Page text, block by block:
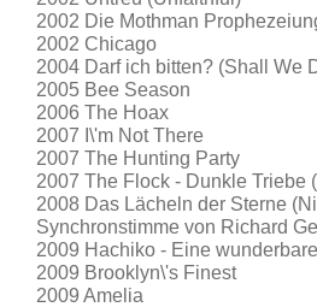
2002 Die Mothman
2002 Chicago
2004 Darf ich bitten? (Shall We
2005 Bee Season
2006 The Hoax
2007 I\'m Not There
2007 The Hunting Party
2007 The Flock - Dunkle Triebe
2008 Das Lächeln der Sterne
Synchronstimme von Richard
2009 Hachiko - Eine
2009 Brooklyn\'s Finest
2009 Amelia